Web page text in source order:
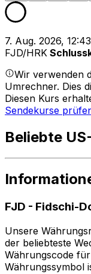
7. Aug. 2026,
FJD/HRK
Wir verwenden
Umrechner. Dies
Diesen Kurs
Sendekurse
Beliebte
FJD - Fidschi-
Unsere
der beliebteste
Währungscode
Währungssymbol